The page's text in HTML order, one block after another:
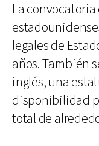
La
legales de
años. También
inglés, una
disponibilidad
total de